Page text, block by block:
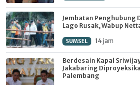
Jembatan Penghubung
Lago Rusak, Wabup
SUMSEL 14 jam
Berdesain Kapal
Jakabaring
Palembang